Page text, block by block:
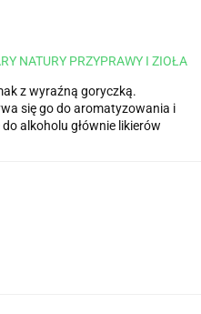
NATURY PRZYPRAWY I ZIOŁA
z wyraźną goryczką.
się go do aromatyzowania i
alkoholu głównie likierów